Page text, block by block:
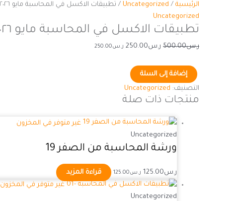
الرئيسية /
Uncategorized / تطبيقات الاكسل في المحاسبة مايو ٢٠٢٦
Uncategorized
تطبيقات الاكسل في المحاسبة مايو ٢٠٢٦
ر.س500.00 ر.س250.00 ر.س250.00
إضافة إلى السلة
التصنيف: Uncategorized
منتجات ذات صلة
غير متوفر في المخزون
Uncategorized
ورشة المحاسبة من الصفر 19
ر.س125.00 ر.س125.00 قراءة المزيد
غير متوفر في المخزون
Uncategorized